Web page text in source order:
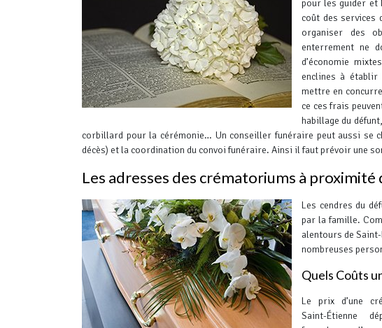
pour les guider et
coût des services
organiser des
enterrement ne
d’économie
enclines à
mettre en
ce ces frais
habillage du
corbillard pour la cérémonie… Un conseiller funéraire peut aussi se
décès) et la coordination du convoi funéraire. Ainsi il faut prévoir une
Les adresses des crématoriums à proximité
Les cendres du
par la famille.
alentours de
nombreuses
Quels Coûts
Le prix d’une
Saint-Étienne